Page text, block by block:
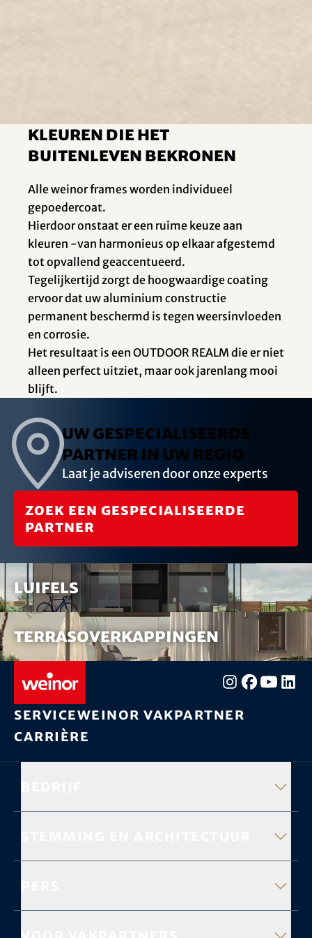
KLEUREN DIE HET
BUITENLEVEN BEKRONEN
Alle weinor frames worden individueel
gepoedercoat.
Hierdoor onstaat er een ruime keuze aan
kleuren -van harmonieus op elkaar afgestemd
tot opvallend geaccentueerd.
Tegelijkertijd zorgt de hoogwaardige coating
ervoor dat uw aluminium constructie
permanent beschermd is tegen weersinvloeden
en corrosie.
Het resultaat is een OUTDOOR REALM die er niet
alleen perfect uitziet, maar ook jarenlang mooi
blijft.
Uw gespecialiseerde
partner in uw regio
Laat je adviseren door onze experts
Zoek een gespecialiseerde
partner
Luifels
Terrasoverkappingen
Serviceweinor vakpartner
Carrière